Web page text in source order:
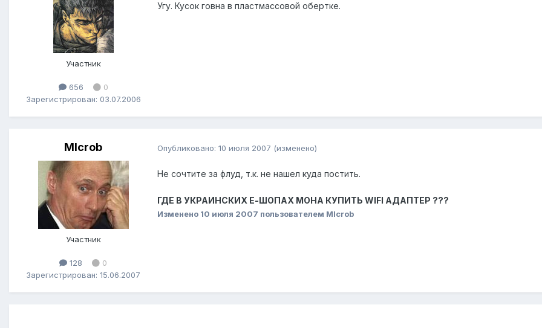
Участник
656
0
Зарегистрирован: 03.07.2006
Угу. Кусок говна в пластмассовой обертке.
MIcrob
Участник
128
0
Зарегистрирован: 15.06.2007
Опубликовано: 10 июля 2007 (изменено)
Не сочтите за флуд, т.к. не нашел куда постить.
ГДЕ В УКРАИНСКИХ Е-ШОПАХ МОНА КУПИТЬ WIFI АДАПТЕР ???
Изменено 10 июля 2007 пользователем MIcrob